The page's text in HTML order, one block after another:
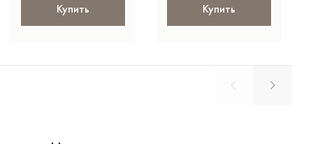
Купить Купить